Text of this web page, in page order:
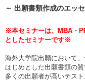
～ 出願書類作成のエッ
※本セミナーは、MBA・
としたセミナーです※
海外大学院出願において
はじめとした出願書類の質
多くの出願者が高いテス